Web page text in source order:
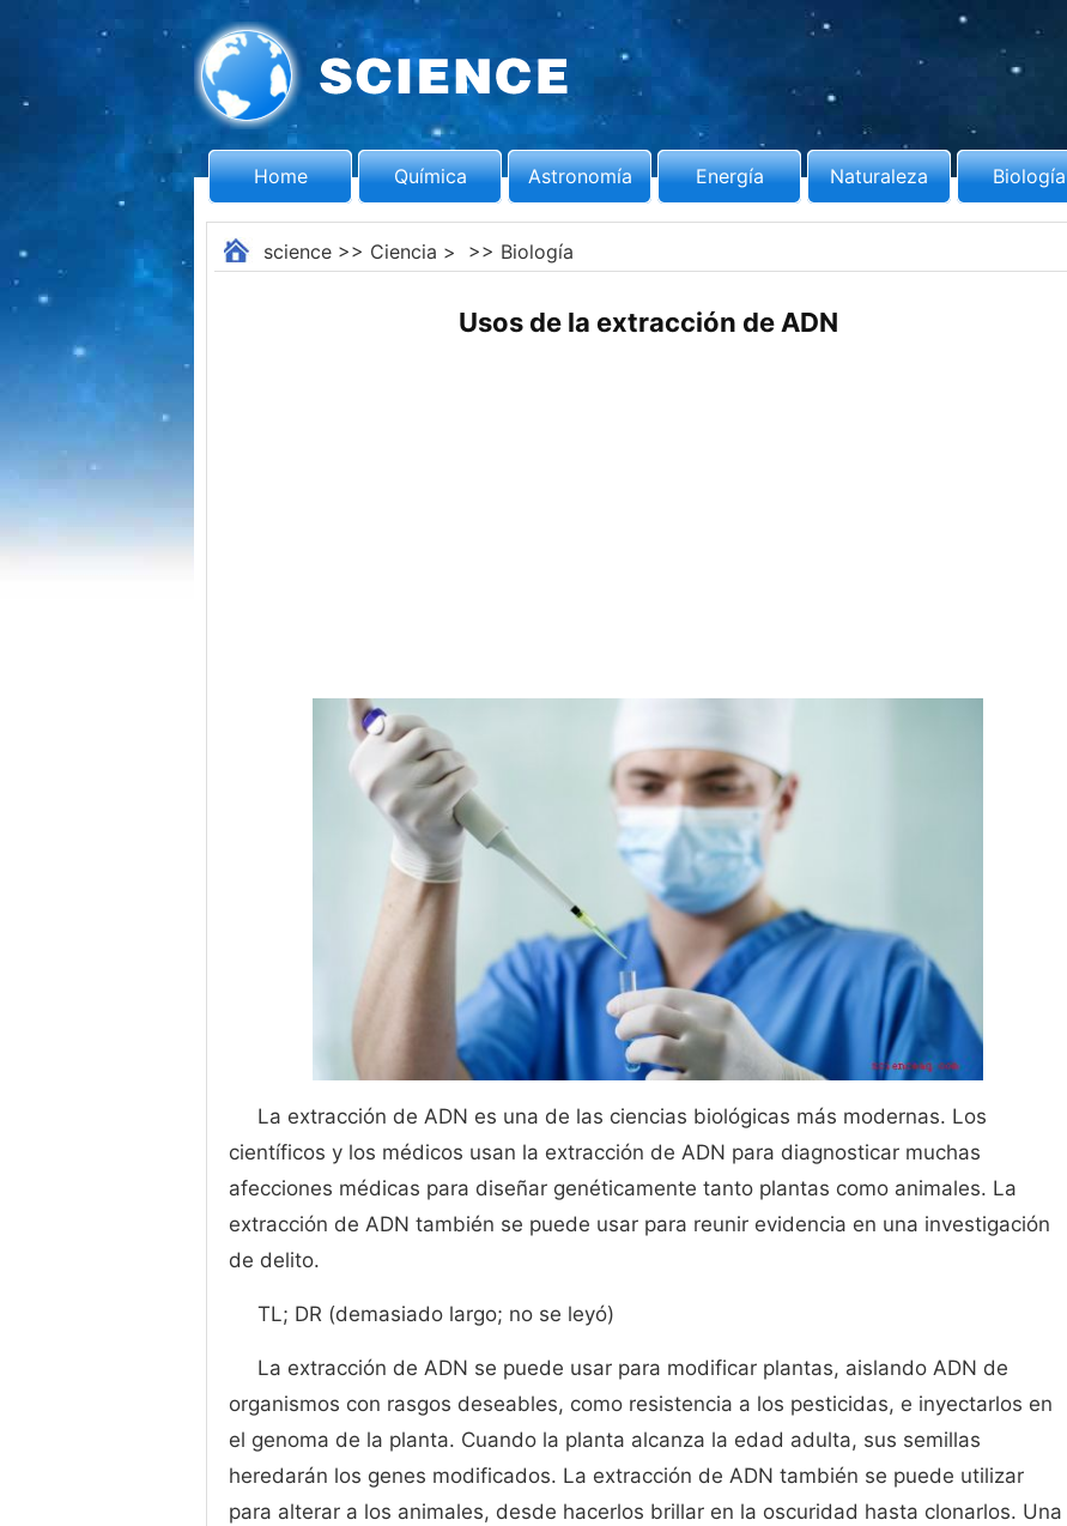
Home Química Astronomía Energía Naturaleza Biología
science>> Ciencia > >> Biología
Usos de la extracción de ADN
La extracción de ADN es una de las ciencias biológicas más modernas. Los
científicos y los médicos usan la extracción de ADN para diagnosticar muchas
afecciones médicas para diseñar genéticamente tanto plantas como animales. La
extracción de ADN también se puede usar para reunir evidencia en una investigación
de delito.
TL; DR (demasiado largo; no se leyó)
La extracción de ADN se puede usar para modificar plantas, aislando ADN de
organismos con rasgos deseables, como resistencia a los pesticidas, e inyectarlos en
el genoma de la planta. Cuando la planta alcanza la edad adulta, sus semillas
heredarán los genes modificados. La extracción de ADN también se puede utilizar
para alterar a los animales, desde hacerlos brillar en la oscuridad hasta clonarlos. Una